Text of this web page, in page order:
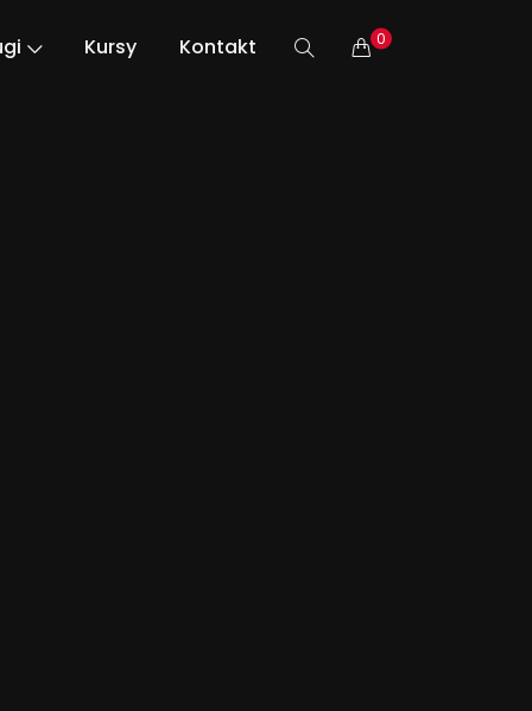
Kursy Kontakt 0